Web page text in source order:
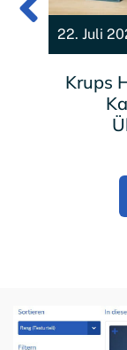
22. Juli
Krups